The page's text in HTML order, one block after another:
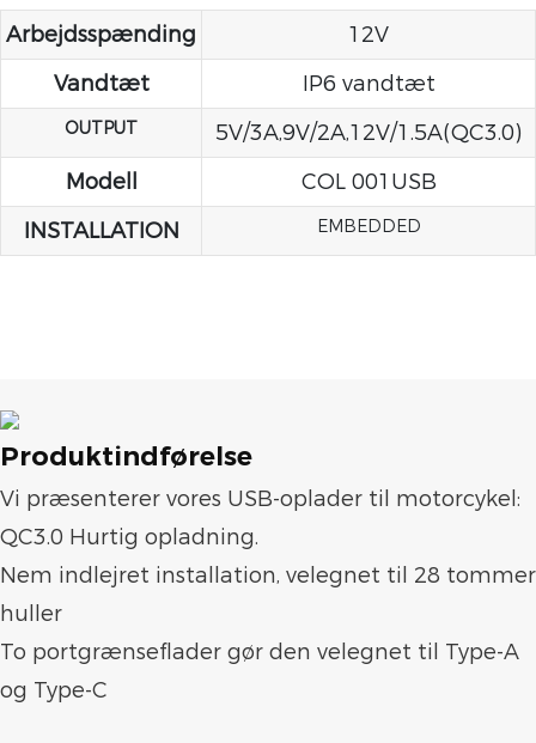
Arbejdsspænding
12V
Vandtæt
IP6 vandtæt
OUTPUT
5V/3A,9V/2A,12V/1.5A(QC3.0)
Modell
COL 001USB
INSTALLATION
EMBEDDED
Produktindførelse
Vi præsenterer vores USB-oplader til motorcykel:
QC3.0 Hurtig opladning.
Nem indlejret installation, velegnet til 28 tommer
huller
To portgrænseflader gør den velegnet til Type-A
og Type-C